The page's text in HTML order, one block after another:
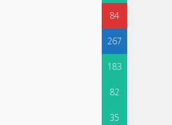
84
267
183
82
35